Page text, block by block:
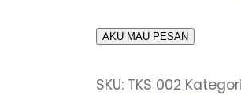
AKU MAU PESAN
SKU: TKS 002